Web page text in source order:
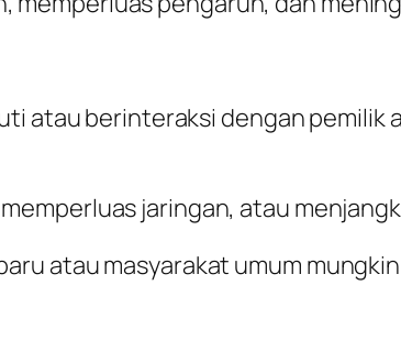
atau berinteraksi dengan pemilik
jaringan, atau
atau masyarakat umum